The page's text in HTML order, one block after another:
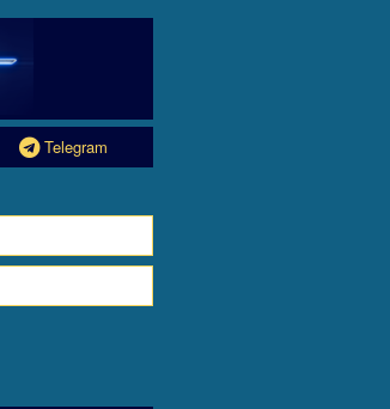
Telegram